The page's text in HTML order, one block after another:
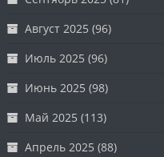
Август 2025 (96)
Июль 2025 (96)
Июнь 2025 (98)
Май 2025 (113)
Апрель 2025 (88)